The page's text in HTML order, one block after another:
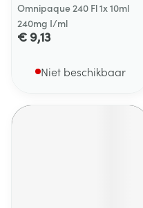
Omnipaque 240 Fl 1x 10ml
240mg I/ml
€ 9,13
Niet beschikbaar